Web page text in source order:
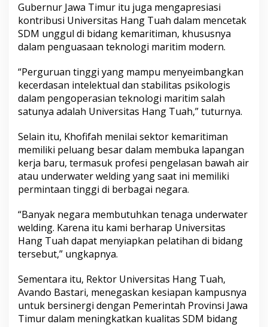
Gubernur Jawa Timur itu juga mengapresiasi
kontribusi Universitas Hang Tuah dalam mencetak
SDM unggul di bidang kemaritiman, khususnya
dalam penguasaan teknologi maritim modern.
“Perguruan tinggi yang mampu menyeimbangkan
kecerdasan intelektual dan stabilitas psikologis
dalam pengoperasian teknologi maritim salah
satunya adalah Universitas Hang Tuah,” tuturnya.
Selain itu, Khofifah menilai sektor kemaritiman
memiliki peluang besar dalam membuka lapangan
kerja baru, termasuk profesi pengelasan bawah air
atau underwater welding yang saat ini memiliki
permintaan tinggi di berbagai negara.
“Banyak negara membutuhkan tenaga underwater
welding. Karena itu kami berharap Universitas
Hang Tuah dapat menyiapkan pelatihan di bidang
tersebut,” ungkapnya.
Sementara itu, Rektor Universitas Hang Tuah,
Avando Bastari, menegaskan kesiapan kampusnya
untuk bersinergi dengan Pemerintah Provinsi Jawa
Timur dalam meningkatkan kualitas SDM bidang